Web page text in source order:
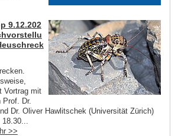
9.12.202
Vortrag mit
Dr.
Dr. Oliver Hawlitschek (Universität Zürich)
>>